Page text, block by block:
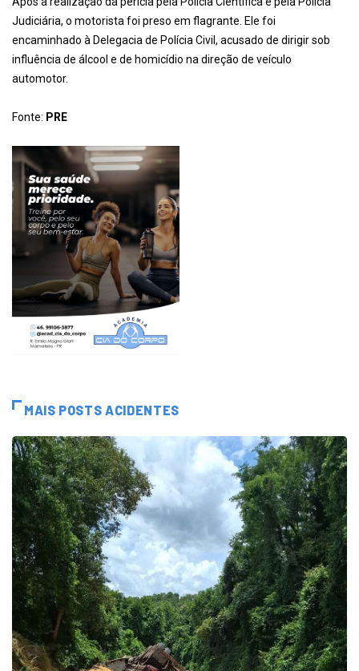
Judiciária, o motorista foi preso em flagrante. Ele foi
encaminhado à Delegacia de Polícia Civil, acusado de dirigir sob
influência de álcool e de homicídio na direção de veículo
automotor.
Fonte: PRE
MAIS POSTS ACIDENTES